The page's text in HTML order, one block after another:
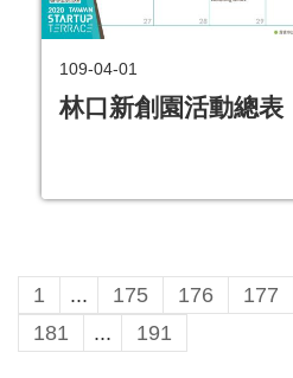
林口新創園活動總表
109-04-01
1 ... 175 176 177
181
... 191